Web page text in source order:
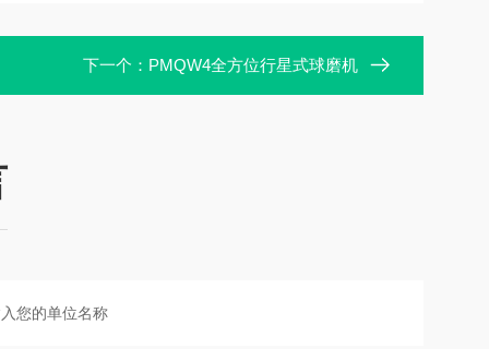
下一个： PMQW4全方位行星式球磨机